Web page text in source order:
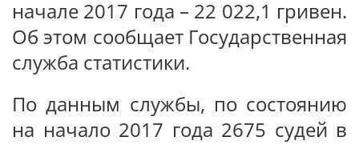
начале 2017 года – 22 022,1 гривен.
Об этом сообщает Государственная
служба статистики.
По данным службы, по состоянию
на начало 2017 года 2675 судей в